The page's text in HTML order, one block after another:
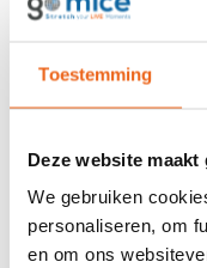
Toestemming
Deze website
We gebruiken
personaliseren, om
en om ons
Dit betekent dat wij:
onze
Voldoen aan
onze klanten.